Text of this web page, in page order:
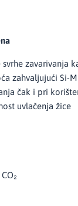
zavarivanja
zahvaljujući Si-
čak i pri
uvlačenja žice